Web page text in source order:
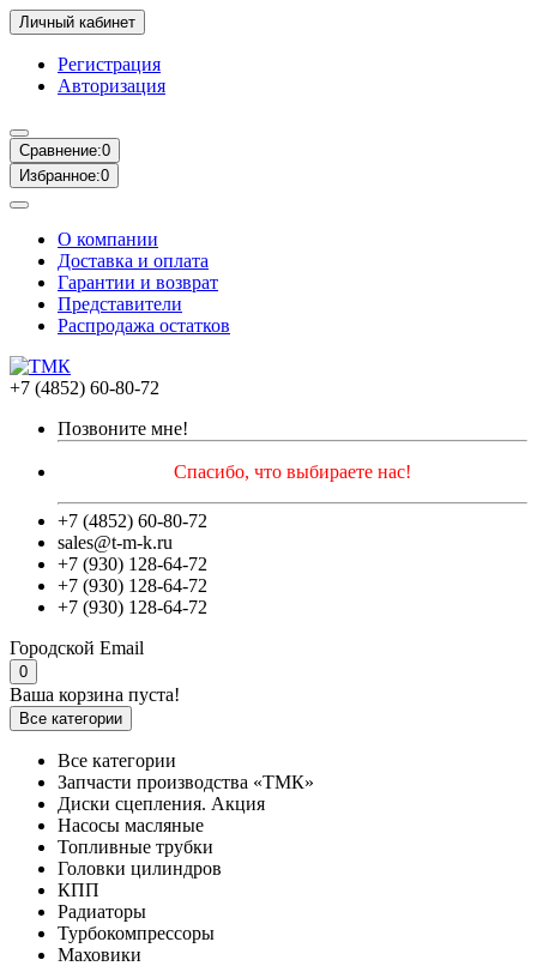
Личный кабинет
Регистрация
Авторизация
Сравнение:0
Избранное:0
О компании
Доставка и оплата
Гарантии и возврат
Представители
Распродажа остатков
+7 (4852) 60-80-72
Позвоните мне!
Спасибо, что выбираете нас!
+7 (4852) 60-80-72
sales@t-m-k.ru
+7 (930) 128-64-72
+7 (930) 128-64-72
+7 (930) 128-64-72
Городской Email
0
Ваша корзина пуста!
Все категории
Все категории
Запчасти производства «ТМК»
Диски сцепления. Акция
Насосы масляные
Топливные трубки
Головки цилиндров
КПП
Радиаторы
Турбокомпрессоры
Маховики